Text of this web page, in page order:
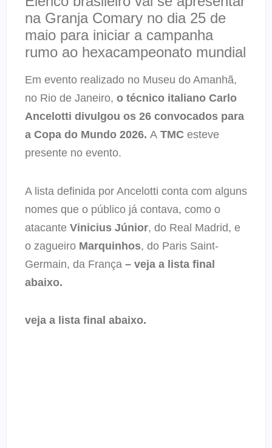
na Granja Comary no dia 25 de
maio para iniciar a campanha
rumo ao hexacampeonato mundial
Em evento realizado no Museu do Amanhã,
no Rio de Janeiro, o técnico italiano Carlo
Ancelotti divulgou os 26 convocados para
a Copa do Mundo 2026. A TMC esteve
presente no evento.
A lista definida por Ancelotti conta com alguns
nomes que o público já contava, como o
atacante Vinicius Júnior, do Real Madrid, e
o zagueiro Marquinhos, do Paris Saint-
Germain, da França – veja a lista final
abaixo.
veja a lista final abaixo.